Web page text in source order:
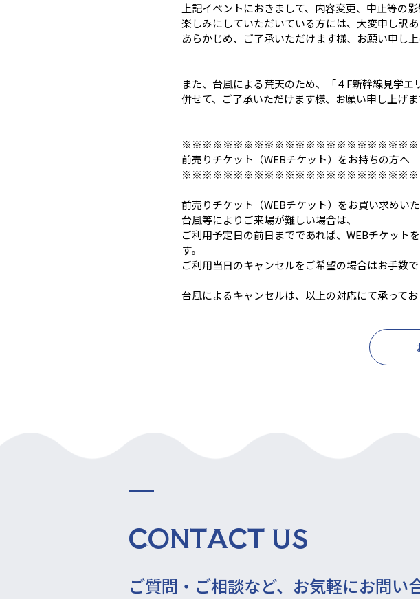
上記イベントにおきまして、内容変更、中止等の影
楽しみにしていただいている方には、大変申し訳
あらかじめ、ご了承いただけます様、お願い申し上
また、台風による荒天のため、「４F新幹線見学エ
併せて、ご了承いただけます様、お願い申し上げま
※※※※※※※※※※※※※※※※※※※※※※※
前売りチケット（WEBチケット）をお持ちの方へ
※※※※※※※※※※※※※※※※※※※※※※※
前売りチケット（WEBチケット）をお買い求めいた
台風等によりご来場が難しい場合は、
ご利用予定日の前日までであれば、WEBチケット
す。
ご利用当日のキャンセルをご希望の場合はお手数
台風によるキャンセルは、以上の対応にて承って
CONTACT US
ご質問・ご相談など、 お気軽にお問い